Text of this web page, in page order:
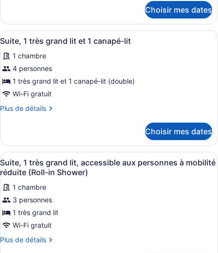
2
grands
lits,
accessible
aux
personnes
à
mobilité
réduite
Chambre,
grands
accessible
aux
personnes
à
mobilité
(Accessible
Choisir mes dates
Afficher
toutes
les
photos
pour
ce
de
1
très
grand
et
1
canapé-
lit
Une chambre d’hôtel avec un
6
Suite, 1 très grand lit et 1 canapé-lit
1 chambre
4 personnes
1 très grand lit et 1 canapé-lit (double)
Wi-Fi gratuit
Plus de détails
Plus
Suite,
très
grand
lit
et
canapé-
lit
Choisir mes dates
Afficher
toutes
les
photos
pour
ce
type
de
chambre :
Une chambre d’hôtel avec un
6
Suite, 1 très grand lit, accessible aux personnes à mobilité
réduite (Roll-in Shower)
1 chambre
3 personnes
1 très grand lit
Wi-Fi gratuit
Plus de détails
Plus